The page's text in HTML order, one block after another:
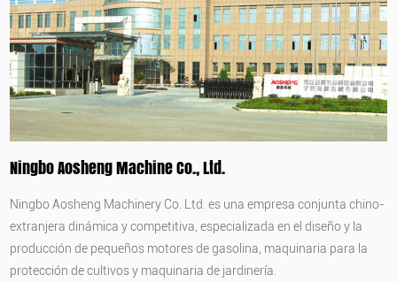
Ningbo Aosheng Machine Co., Ltd.
Ningbo Aosheng Machinery Co. Ltd. es una empresa conjunta chino-
extranjera dinámica y competitiva, especializada en el diseño y la
producción de pequeños motores de gasolina, maquinaria para la
protección de cultivos y maquinaria de jardinería.